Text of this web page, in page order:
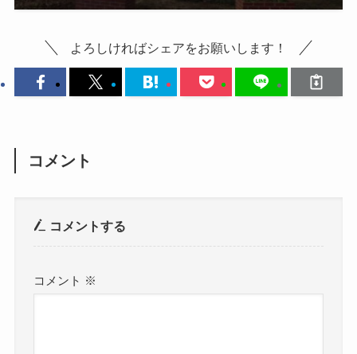
よろしければシェアをお願いします！
コメント
コメントする
コメント ※